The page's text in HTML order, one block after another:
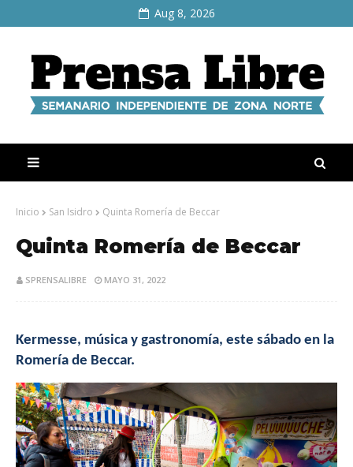
Aug 8, 2026
Inicio San Isidro Quinta Romería de Beccar
Quinta Romería de Beccar
SPRENSALIBRE MAYO 31, 2022
Kermesse, música y gastronomía, este sábado en la
Romería de Beccar.